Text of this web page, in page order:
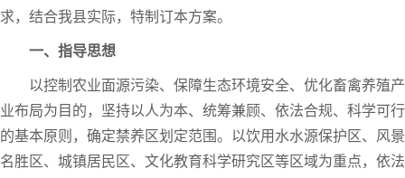
求，结合我县实际，特制订本方案。
一、指导思想
以控制农业面源污染、保障生态环境安全、优化畜禽养殖产
业布局为目的，坚持以人为本、统筹兼顾、依法合规、科学可行
的基本原则，确定禁养区划定范围。以饮用水水源保护区、风景
名胜区、城镇居民区、文化教育科学研究区等区域为重点，依法